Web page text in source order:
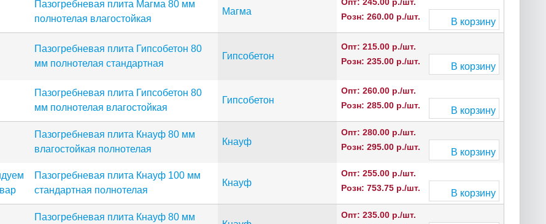
Пазогребневая плита Магма 80 мм
полнотелая влагостойкая
Магма
Опт: 245.00 р./шт.
Розн: 260.00 р./шт.
В корзину
Пазогребневая плита Гипсобетон 80
мм полнотелая стандартная
Гипсобетон
Опт: 215.00 р./шт.
Розн: 235.00 р./шт.
В корзину
Пазогребневая плита Гипсобетон 80
мм полнотелая влагостойкая
Гипсобетон
Опт: 260.00 р./шт.
Розн: 285.00 р./шт.
В корзину
Пазогребневая плита Кнауф 80 мм
влагостойкая полнотелая
Кнауф
Опт: 280.00 р./шт.
Розн: 295.00 р./шт.
В корзину
Пазогребневая плита Кнауф 100 мм
стандартная полнотелая
Кнауф
Опт: 255.00 р./шт.
Розн: 753.75 р./шт.
В корзину
Пазогребневая плита Кнауф 80 мм
Опт: 235.00 р./шт.